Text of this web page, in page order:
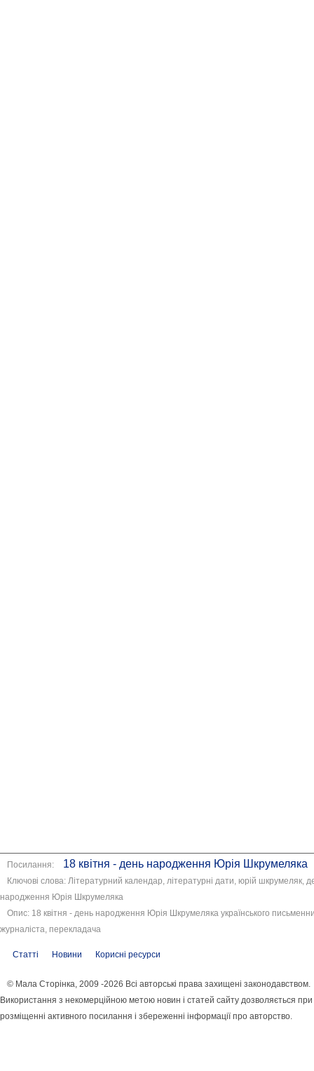
Посилання: 18 квітня - день народження Юрія Шкрумеляка
Ключові слова: Літературний календар, літературні дати, юрій шкрумеляк,
народження Юрія Шкрумеляка
Опис: 18 квітня - день народження Юрія Шкрумеляка українського
журналіста, перекладача
Статті Новини Корисні ресурси
© Мала Сторінка, 2009 -2026 Всі авторські права захищені законодавством.
Використання з некомерційною метою новин і статей сайту дозволяється при
розміщенні активного посилання і збереженні інформації про авторство.